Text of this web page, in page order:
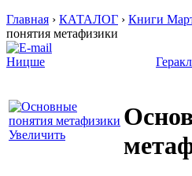
Главная › КАТАЛОГ › Книги
понятия метафизики
Ницше
Увеличить